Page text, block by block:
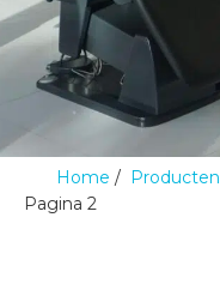
Home Producten
Pagina 2